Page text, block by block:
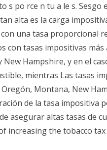
s po rce n tu a le s. Sesgo
alta es la carga
una tasa proporcional
con tasas impositivas más
Hampshire, y en el
mientras Las tasas
Montana, New
de la tasa impositiva
asegurar altas tasas de
increasing the tobacco